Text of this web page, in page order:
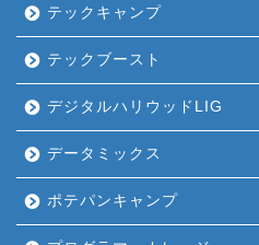
テックキャンプ
テックブースト
デジタルハリウッドLIG
データミックス
ポテパンキャンプ